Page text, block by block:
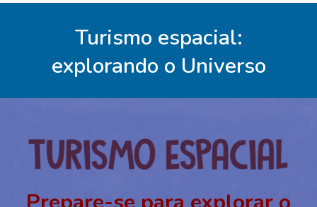
Turismo espacial:
explorando o Universo